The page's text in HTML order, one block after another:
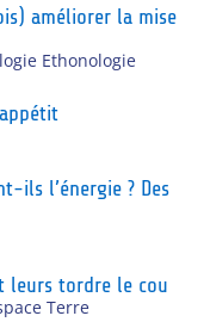
améliorer la mise
Ethonologie
ils l’énergie ? Des
leurs tordre le cou
Terre